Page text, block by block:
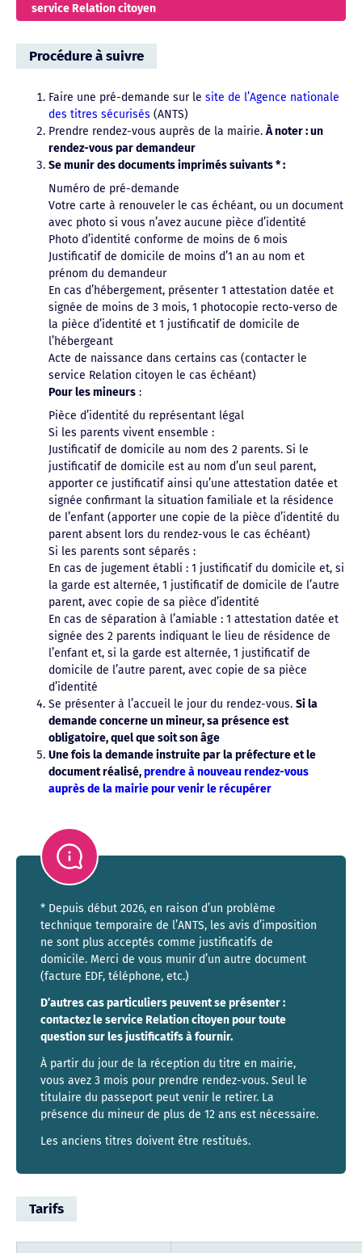
service Relation citoyen
Procédure à suivre
Faire une pré-demande sur le site de l’Agence nationale
des titres sécurisés (ANTS)
Prendre rendez-vous auprès de la mairie. À noter : un
rendez-vous par demandeur
Se munir des documents imprimés suivants * :
Numéro de pré-demande
Votre carte à renouveler le cas échéant, ou un document
avec photo si vous n’avez aucune pièce d’identité
Photo d’identité conforme de moins de 6 mois
Justificatif de domicile de moins d’1 an au nom et
prénom du demandeur
En cas d’hébergement, présenter 1 attestation datée et
signée de moins de 3 mois, 1 photocopie recto-verso de
la pièce d’identité et 1 justificatif de domicile de
l’hébergeant
Acte de naissance dans certains cas (contacter le
service Relation citoyen le cas échéant)
Pour les mineurs :
Pièce d’identité du représentant légal
Si les parents vivent ensemble :
Justificatif de domicile au nom des 2 parents. Si le
justificatif de domicile est au nom d’un seul parent,
apporter ce justificatif ainsi qu’une attestation datée et
signée confirmant la situation familiale et la résidence
de l’enfant (apporter une copie de la pièce d’identité du
parent absent lors du rendez-vous le cas échéant)
Si les parents sont séparés :
En cas de jugement établi : 1 justificatif du domicile et, si
la garde est alternée, 1 justificatif de domicile de l’autre
parent, avec copie de sa pièce d’identité
En cas de séparation à l’amiable : 1 attestation datée et
signée des 2 parents indiquant le lieu de résidence de
l’enfant et, si la garde est alternée, 1 justificatif de
domicile de l’autre parent, avec copie de sa pièce
d’identité
Se présenter à l’accueil le jour du rendez-vous. Si la
demande concerne un mineur, sa présence est
obligatoire, quel que soit son âge
Une fois la demande instruite par la préfecture et le
document réalisé,prendre à nouveau rendez-vous
auprès de la mairie pour venir le récupérer
* Depuis début 2026, en raison d’un problème
technique temporaire de l’ANTS, les avis d’imposition
ne sont plus acceptés comme justificatifs de
domicile. Merci de vous munir d’un autre document
(facture EDF, téléphone, etc.)
D’autres cas particuliers peuvent se présenter :
contactez le service Relation citoyen pour toute
question sur les justificatifs à fournir.
À partir du jour de la réception du titre en mairie,
vous avez 3 mois pour prendre rendez-vous. Seul le
titulaire du passeport peut venir le retirer. La
présence du mineur de plus de 12 ans est nécessaire.
Les anciens titres doivent être restitués.
Tarifs